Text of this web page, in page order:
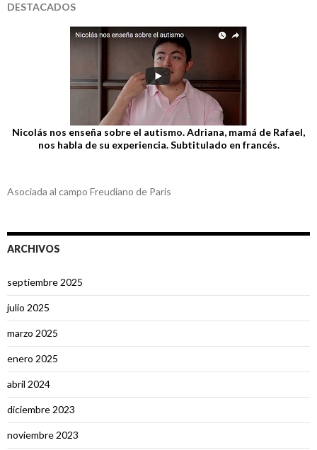
DESTACADOS
Nicolás nos enseña sobre el autismo. Adriana, mamá de Rafael,
nos habla de su experiencia. Subtitulado en francés.
Asociada al campo Freudiano de Paris
ARCHIVOS
septiembre 2025
julio 2025
marzo 2025
enero 2025
abril 2024
diciembre 2023
noviembre 2023